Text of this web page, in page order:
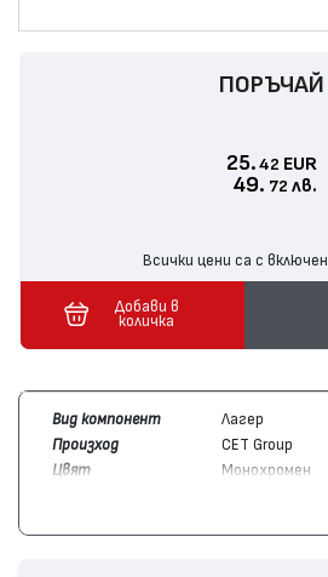
ПОРЪЧАЙ
25. 42 EUR
49. 72 лв.
Всички цени са с включен
Добави в
количка
Вид компонент
Лагер
Произход
CET Group
Цвят
Монохромен